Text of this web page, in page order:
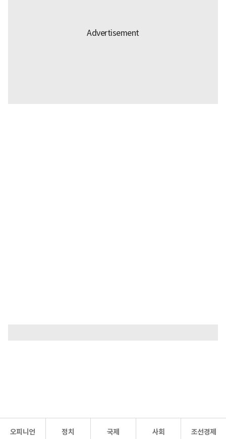
오피니언 정치 국제 사회 조선경제